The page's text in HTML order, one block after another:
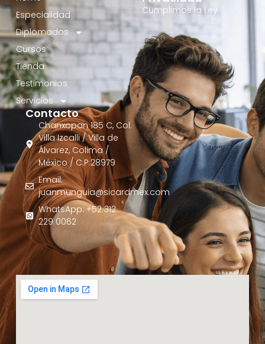
Especialidad
Diplomados
Cursos
Tienda
Testimonios
Servicios
Cumplimos la Ley.
Contacto
Chanxopan 185 C, Col.
Villa Izcalli / Villa de
Álvarez, Colima /
México / C.P.28979
Email:
juanmunguia@sicardmex.com
WhatsApp: +52 312
229 0062